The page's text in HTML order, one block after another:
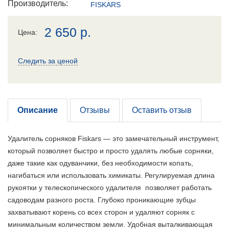
Производитель: FISKARS
Цена: 2 650 р.
Следить за ценой
Описание Отзывы Оставить отзыв
Удалитель сорняков Fiskars — это замечательный инструмент,
который позволяет быстро и просто удалять любые сорняки,
даже такие как одуванчики, без необходимости копать,
нагибаться или использовать химикаты. Регулируемая длина
рукоятки у телескопического удалителя позволяет работать
садоводам разного роста. Глубоко проникающие зубцы
захватывают корень со всех сторон и удаляют сорняк с
минимальным количеством земли. Удобная выталкивающая